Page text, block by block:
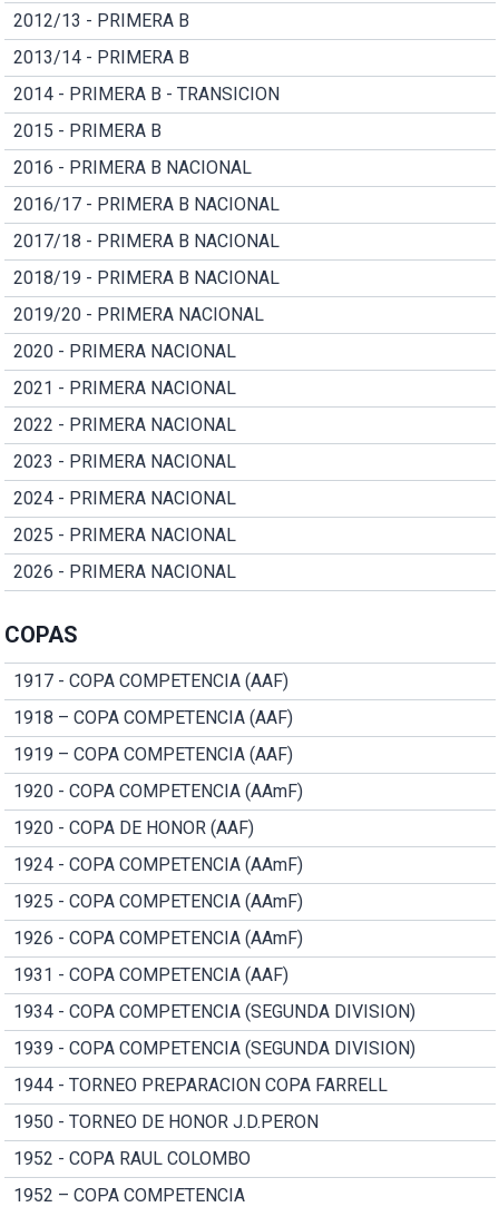
2012/13 - PRIMERA B
2013/14 - PRIMERA B
2014 - PRIMERA B - TRANSICION
2015 - PRIMERA B
2016 - PRIMERA B NACIONAL
2016/17 - PRIMERA B NACIONAL
2017/18 - PRIMERA B NACIONAL
2018/19 - PRIMERA B NACIONAL
2019/20 - PRIMERA NACIONAL
2020 - PRIMERA NACIONAL
2021 - PRIMERA NACIONAL
2022 - PRIMERA NACIONAL
2023 - PRIMERA NACIONAL
2024 - PRIMERA NACIONAL
2025 - PRIMERA NACIONAL
2026 - PRIMERA NACIONAL
COPAS
1917 - COPA COMPETENCIA (AAF)
1918 – COPA COMPETENCIA (AAF)
1919 – COPA COMPETENCIA (AAF)
1920 - COPA COMPETENCIA (AAmF)
1920 - COPA DE HONOR (AAF)
1924 - COPA COMPETENCIA (AAmF)
1925 - COPA COMPETENCIA (AAmF)
1926 - COPA COMPETENCIA (AAmF)
1931 - COPA COMPETENCIA (AAF)
1934 - COPA COMPETENCIA (SEGUNDA DIVISION)
1939 - COPA COMPETENCIA (SEGUNDA DIVISION)
1944 - TORNEO PREPARACION COPA FARRELL
1950 - TORNEO DE HONOR J.D.PERON
1952 - COPA RAUL COLOMBO
1952 – COPA COMPETENCIA